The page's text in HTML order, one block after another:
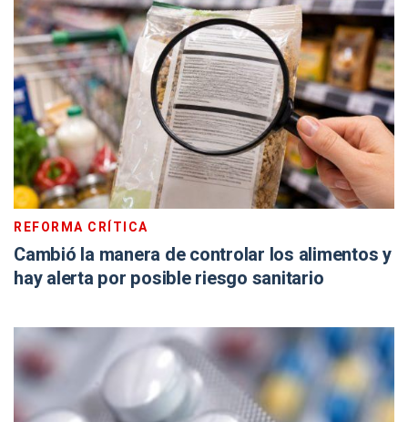
REFORMA CRÍTICA
Cambió la manera de controlar los alimentos y
hay alerta por posible riesgo sanitario